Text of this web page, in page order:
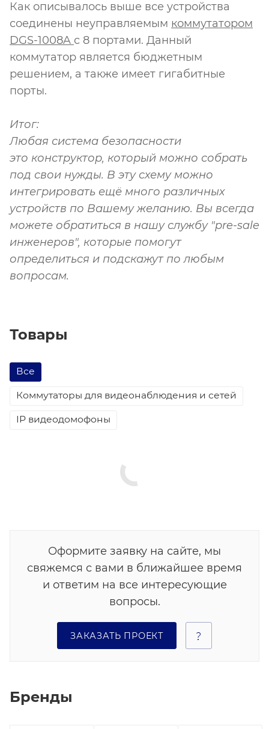
Как описывалось выше все устройства
соединены неуправляемым коммутатором
DGS-1008A с 8 портами. Данный
коммутатор является бюджетным
решением, а также имеет гигабитные
порты.
Итог:
Любая система безопасности
это конструктор, который можно собрать
под свои нужды. В эту схему можно
интегрировать ещё много различных
устройств по Вашему желанию. Вы всегда
можете обратиться в нашу службу "pre-sale
инженеров", которые помогут
определиться и подскажут по любым
вопросам.
Товары
Все
Коммутаторы для видеонаблюдения и сетей
IP видеодомофоны
Оформите заявку на сайте, мы
свяжемся с вами в ближайшее время
и ответим на все интересующие
вопросы.
ЗАКАЗАТЬ ПРОЕКТ
Бренды